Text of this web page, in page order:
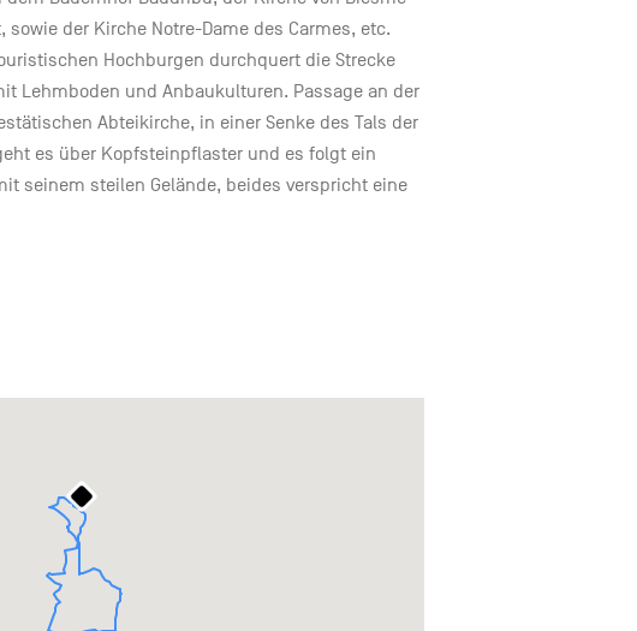
der Kirche Notre-Dame des Carmes, etc.
Hochburgen durchquert die Strecke
Lehmboden und Anbaukulturen. Passage an der
Abteikirche, in einer Senke des Tals der
es über Kopfsteinpflaster und es folgt ein
seinem steilen Gelände, beides verspricht eine